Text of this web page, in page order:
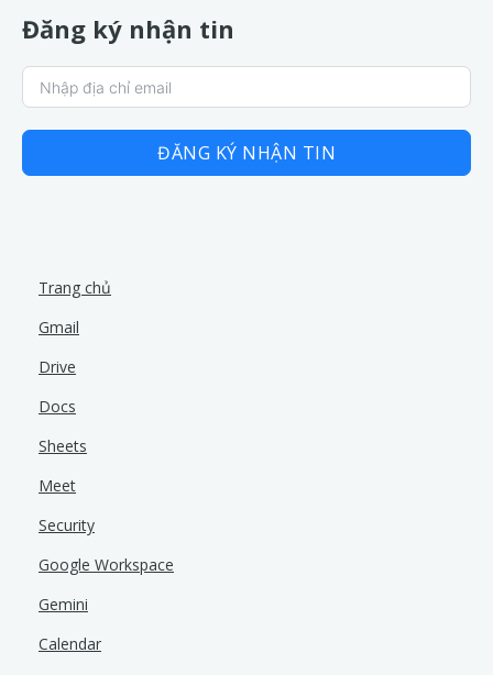
Đăng ký nhận tin
ĐĂNG KÝ NHẬN TIN
Trang chủ
Gmail
Drive
Docs
Sheets
Meet
Security
Google Workspace
Gemini
Calendar